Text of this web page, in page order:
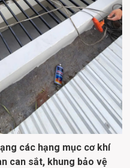
các hạng mục cơ khí
can sắt, khung bảo vệ